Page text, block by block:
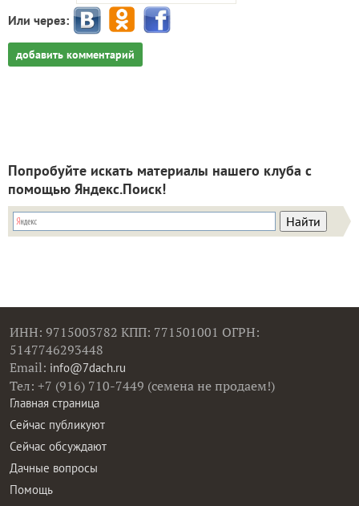
Или через:
добавить комментарий
Попробуйте искать материалы нашего клуба с
помощью Яндекс.Поиск!
ИНН: 9715003782 КПП: 771501001 ОГРН:
5147746293448
Email: info@7dach.ru
Тел: +7 (916) 710-7449 (семена не продаем!)
Главная страница
Сейчас публикуют
Сейчас обсуждают
Дачные вопросы
Помощь